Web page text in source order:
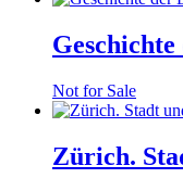
Not for Sale
Zürich.